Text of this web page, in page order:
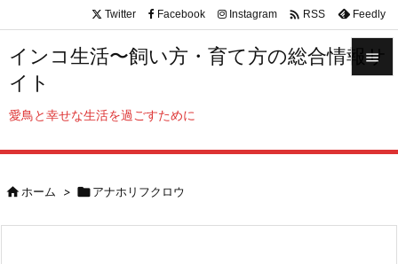
インコ生活〜飼い方・育て方の総合情報サ
イト
愛鳥と幸せな生活を過ごすために

サイド

Twitter Facebook Instagram  RSS Feedly
ホーム > アナホリフクロウ